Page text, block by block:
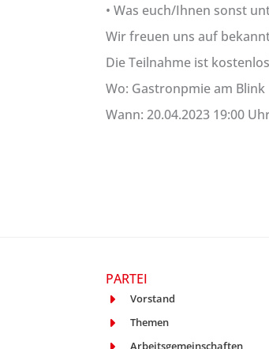
• Was euch/Ihnen sonst
Wir freuen uns auf
Die Teilnahme ist
Wo: Gastronpmie am Blink
Wann: 20.04.2023 19:00
PARTEI
Vorstand
Themen
Arbeitsgemeinschaften